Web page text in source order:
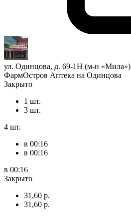
ул. Одинцова, д. 69-1Н (м-н «Мила»)
ФармОстров Аптека на Одинцова
Закрыто
1 шт.
3 шт.
4 шт.
в 00:16
в 00:16
в 00:16
Закрыто
31,60 р.
31,60 р.